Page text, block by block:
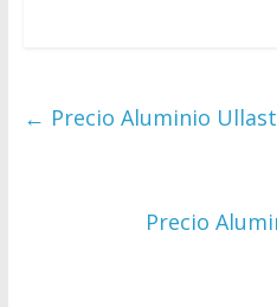
← Precio Aluminio
Precio